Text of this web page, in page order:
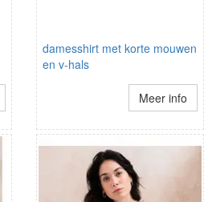
damesshirt met korte mouwen
en v-hals
Meer info